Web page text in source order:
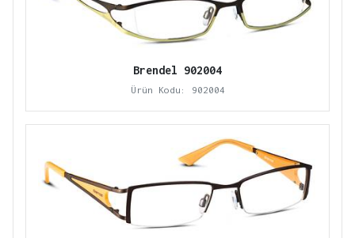
Brendel 902004
Ürün Kodu: 902004